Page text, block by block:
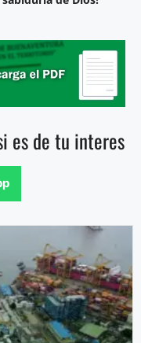
es de tu interes